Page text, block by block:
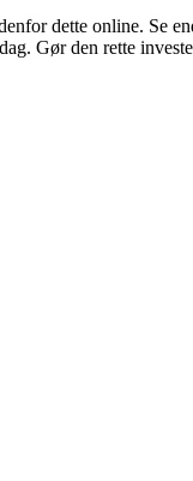
dette online. Se
Gør den rette